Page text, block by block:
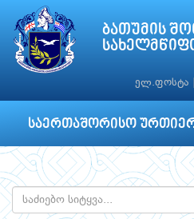
ბათუმის
ელ.ფოსტა
საერთაშორისო